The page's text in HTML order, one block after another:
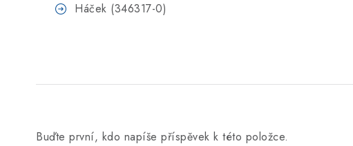
Háček (346317-0)
Buďte první, kdo napíše příspěvek k této položce.